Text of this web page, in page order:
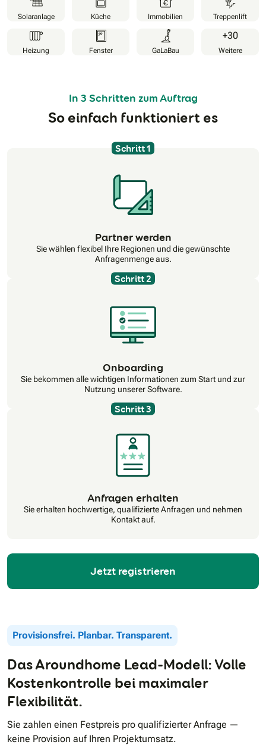
Solaranlage Küche Immobilien Treppenlift
Heizung Fenster GaLaBau
+30
Weitere
In 3 Schritten zum Auftrag
So einfach funktioniert es
Schritt 1
Partner werden
Sie wählen flexibel Ihre Regionen und die gewünschte
Anfragenmenge aus.
Schritt 2
Onboarding
Sie bekommen alle wichtigen Informationen zum Start und zur
Nutzung unserer Software.
Schritt 3
Anfragen erhalten
Sie erhalten hochwertige, qualifizierte Anfragen und nehmen
Kontakt auf.
Jetzt registrieren
Provisionsfrei. Planbar. Transparent.
Das Aroundhome Lead-Modell: Volle
Kostenkontrolle bei maximaler
Flexibilität.
Sie zahlen einen Festpreis pro qualifizierter Anfrage —
keine Provision auf Ihren Projektumsatz.